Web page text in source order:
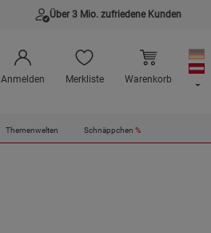
Über 3 Mio. zufriedene Kunden
Anmelden Merkliste Warenkorb
Themenwelten Schnäppchen %